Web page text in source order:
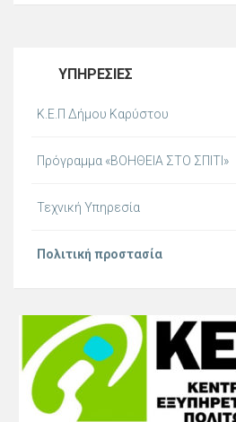
ΥΠΗΡΕΣΊΕΣ
Κ.Ε.Π Δήμου Καρύστου
Πρόγραμμα «ΒΟΗΘΕΙΑ ΣΤΟ ΣΠΙΤΙ»
Τεχνική Υπηρεσία
Πολιτική προστασία